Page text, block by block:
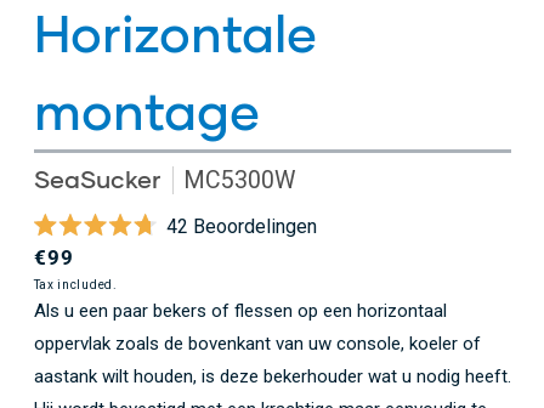
Horizontale
montage
SeaSucker MC5300W
Beoordeeld
met
4.7
van
5
sterren
42 BeoordelingenKlik
de
beoordelingen
te
Regular
price
€99
Tax included.
Als u een paar bekers of flessen op een horizontaal
oppervlak zoals de bovenkant van uw console, koeler of
aastank wilt houden, is deze bekerhouder wat u nodig heeft.